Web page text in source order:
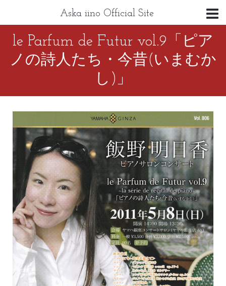
Aska iino Official Site
le Parfum de Futur vol.9「ピア
ノの詩人たち・今昔(いまむか
し)」